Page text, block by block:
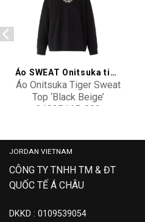
Áo SWEAT Onitsuka tiger
Áo Onitsuka Tiger Sweat
Top ‘Black Beige’
2183B165-002
JORDAN VIETNAM
CÔNG TY TNHH TM & ĐT
QUỐC TẾ Á CHÂU
DKKD : 0109539054